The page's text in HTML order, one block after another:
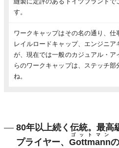
す。
ワークキャップはその名の通り、仕
レイルロードキャップ、エンジニ
が、現在では一般のカジュアル・
らのワークキャップは、ステッチ
ね。
80年以上続く伝統。最高
プライヤー、 Gottmann
ゴットマン